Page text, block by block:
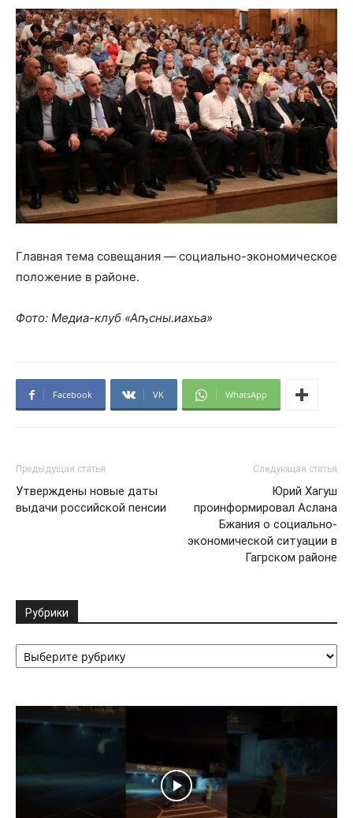
Главная тема совещания — социально-экономическое
положение в районе.
Фото: Медиа-клуб «Аҧсны.иахьа»
Facebook VK WhatsApp
Предыдущая статья
Утверждены новые даты
выдачи российской пенсии
Следующая статья
Юрий Хагуш
проинформировал Аслана
Бжания о социально-
экономической ситуации в
Гагрском районе
Рубрики
Рубрики